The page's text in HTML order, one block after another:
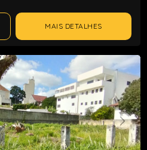
MAIS DETALHES